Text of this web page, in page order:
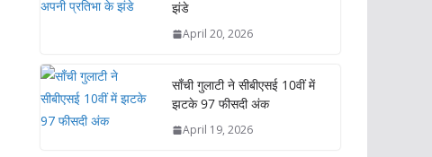
p
n
झंडे
April 20, 2026
साँची गुलाटी ने सीबीएसई 10वीं में
झटके 97 फीसदी अंक
April 19, 2026